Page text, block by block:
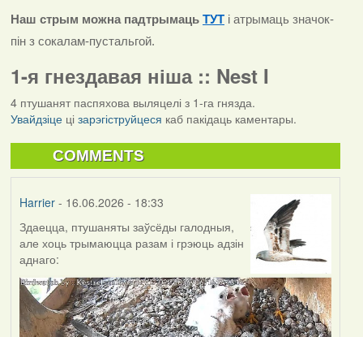
Наш стрым можна падтрымаць ТУТ і атрымаць значок-
пін з сокалам-пустальгой.
1-я гнездавая ніша :: Nest I
4 птушанят паспяхова выляцелі з 1-га гнязда.
Увайдзіцеці зарэгіструйцеся каб пакідаць каментары.
COMMENTS
Harrier- 16.06.2026 - 18:33
Здаецца, птушаняты заўсёды галодныя,
але хоць трымаюцца разам і грэюць адзін
аднаго: